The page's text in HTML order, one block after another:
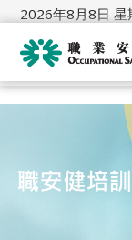
2026年8月8日 星